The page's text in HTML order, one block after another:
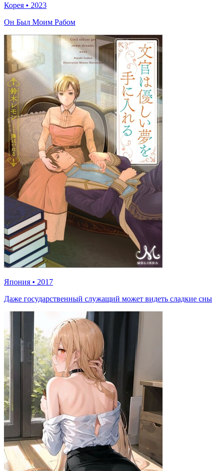
Корея • 2023
Он Был Моим Рабом
Япония • 2017
Даже государственный служащий может видеть сладкие сны